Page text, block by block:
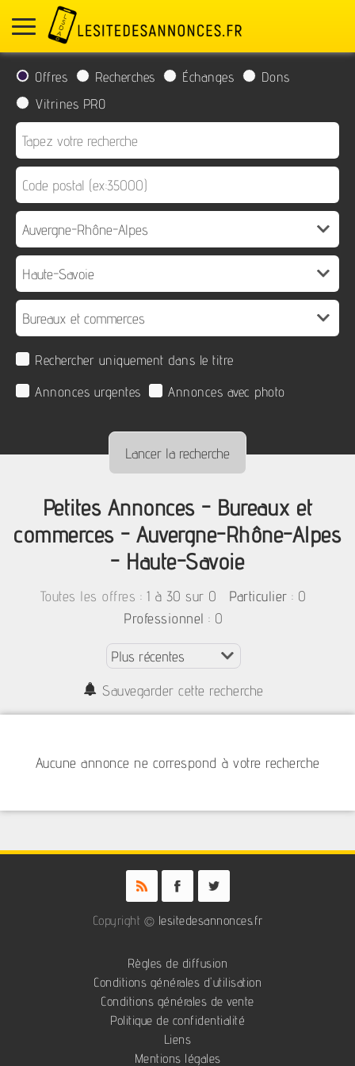
Offres Recherches Échanges
Dons
Vitrines PRO
Rechercher uniquement dans le titre
Annonces urgentes
Annonces avec photo
Petites Annonces - Bureaux et
commerces - Auvergne-Rhône-Alpes
- Haute-Savoie
Toutes les offres : 1 à 30 sur 0 Particulier : 0
Professionnel : 0
Sauvegarder cette recherche
Aucune annonce ne correspond à votre recherche
Copyright © lesitedesannonces.fr
Règles de diffusion
Conditions générales d'utilisation
Conditions générales de vente
Politique de confidentialité
Liens
Mentions légales